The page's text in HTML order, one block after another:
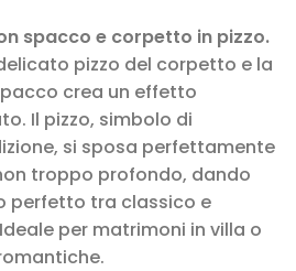
spacco e corpetto in pizzo.
pizzo del corpetto e la
crea un effetto
Il pizzo, simbolo di
si sposa perfettamente
troppo profondo, dando
perfetto tra classico e
per matrimoni in villa o